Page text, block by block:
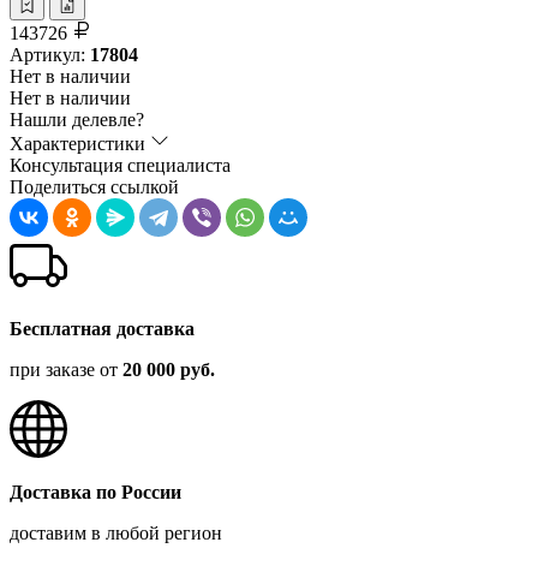
143726
Артикул: 17804
Нет в наличии
Нет в наличии
Нашли делевле?
Характеристики
Консультация специалиста
Поделиться ссылкой
Бесплатная доставка
при заказе от 20 000 руб.
Доставка по России
доставим в любой регион